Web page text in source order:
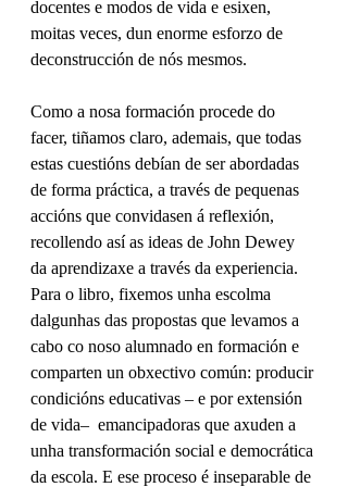
docentes e modos de vida e esixen,
moitas veces, dun enorme esforzo de
deconstrucción de nós mesmos.
Como a nosa formación procede do
facer, tiñamos claro, ademais, que todas
estas cuestións debían de ser abordadas
de forma práctica, a través de pequenas
accións que convidasen á reflexión,
recollendo así as ideas de John Dewey
da aprendizaxe a través da experiencia.
Para o libro, fixemos unha escolma
dalgunhas das propostas que levamos a
cabo co noso alumnado en formación e
comparten un obxectivo común: producir
condicións educativas – e por extensión
de vida–  emancipadoras que axuden a
unha transformación social e democrática
da escola. E ese proceso é inseparable de